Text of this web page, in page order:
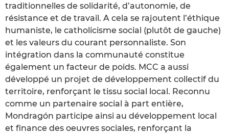
traditionnelles de solidarité, d’autonomie, de
résistance et de travail. A cela se rajoutent l’éthique
humaniste, le catholicisme social (plutôt de gauche)
et les valeurs du courant personnaliste. Son
intégration dans la communauté constitue
également un facteur de poids. MCC a aussi
développé un projet de développement collectif du
territoire, renforçant le tissu social local. Reconnu
comme un partenaire social à part entière,
Mondragón participe ainsi au développement local
et finance des oeuvres sociales, renforçant la